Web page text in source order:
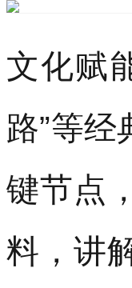
键节点
料，讲
员触摸
来”的
的GPS